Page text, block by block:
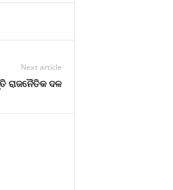
Next article
ରାଜନୈତିକ ଦଳ